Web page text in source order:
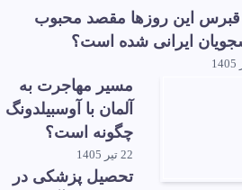
قبرس این روزها مقصد محبوب
ایرانی شده است؟
مسیر مهاجرت به
آلمان با آوسبیلدونگ
چگونه است؟
22 تیر 1405
تحصیل پزشکی در